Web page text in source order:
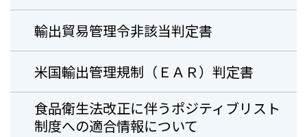
輸出貿易管理令非該当判定書
米国輸出管理規制（ＥＡＲ）判定書
⾷品衛⽣法改正に伴うポジティブリスト
制度への適合情報について